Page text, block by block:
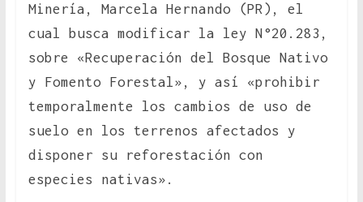
Minería, Marcela Hernando (PR), el
cual busca modificar la ley N°20.283,
sobre «Recuperación del Bosque Nativo
y Fomento Forestal», y así «prohibir
temporalmente los cambios de uso de
suelo en los terrenos afectados y
disponer su reforestación con
especies nativas».